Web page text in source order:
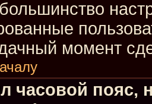
момент
часовой пояс,